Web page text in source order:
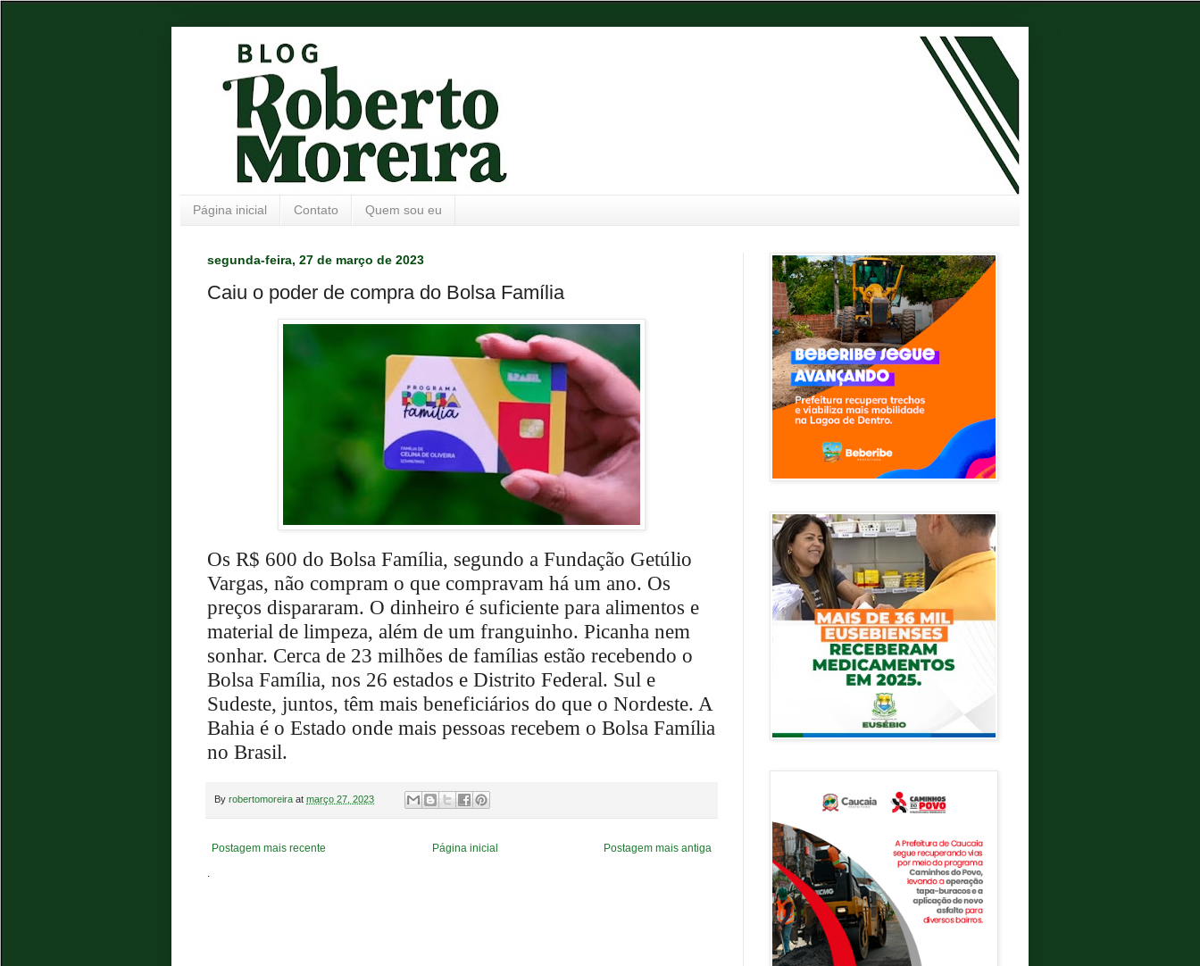
Página inicial Contato Quem sou eu
segunda-feira, 27 de março de 2023
Caiu o poder de compra do Bolsa Família
Os R$ 600 do Bolsa Família, segundo a Fundação Getúlio
Vargas, não compram o que compravam há um ano. Os
preços dispararam. O dinheiro é suficiente para alimentos e
material de limpeza, além de um franguinho. Picanha nem
sonhar. Cerca de 23 milhões de famílias estão recebendo o
Bolsa Família, nos 26 estados e Distrito Federal. Sul e
Sudeste, juntos, têm mais beneficiários do que o Nordeste. A
Bahia é o Estado onde mais pessoas recebem o Bolsa Família
no Brasil.
By robertomoreira at março 27, 2023
Postagem mais recente Postagem mais antiga
Página inicial
.